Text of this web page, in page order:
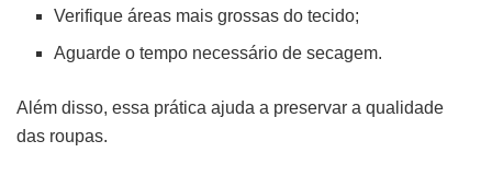
Verifique áreas mais grossas do tecido;
Aguarde o tempo necessário de secagem.
Além disso, essa prática ajuda a preservar a qualidade
das roupas.